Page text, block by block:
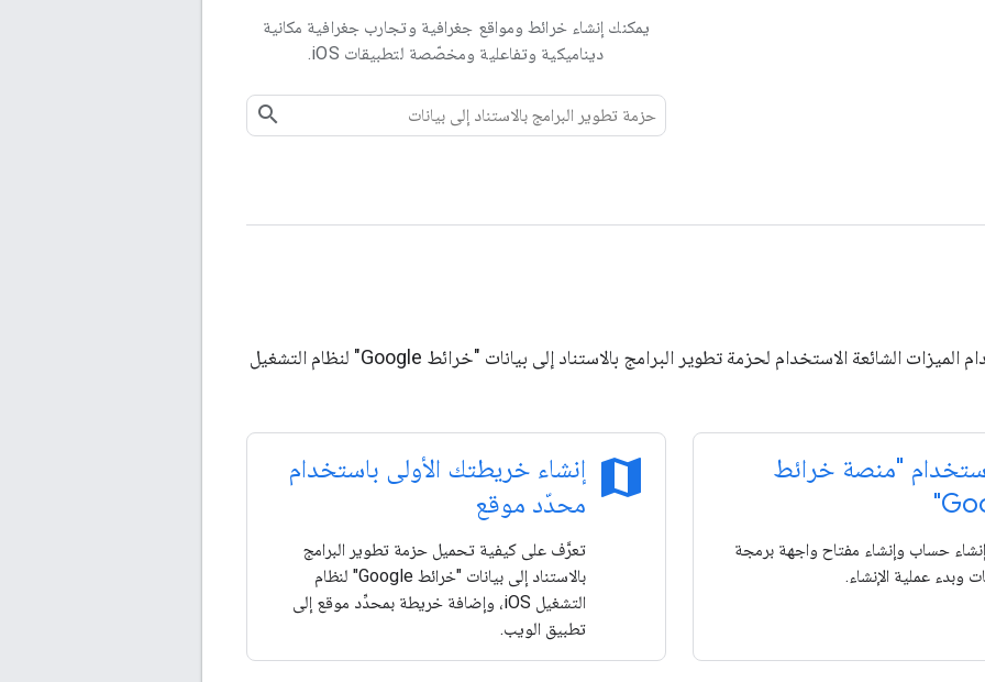
يمكنك إنشاء خرائط ومواقع جغرافية وتجارب جغرافية مكانية
ديناميكية وتفاعلية ومخصّصة لتطبيقات iOS.
ابدأ الإنشاء باستخدام الميزات الشائعة الاستخدام لحزمة تطوير البرامج بالاستناد إلى بيانات "خرائط Google" لنظام التشغيل
"منصة خرائط
حساب وإنشاء مفتاح واجهة برمجة
وبدء عملية الإنشاء.
map إنشاء خريطتك الأولى باستخدام
محدّد موقع
تعرَّف على كيفية تحميل حزمة تطوير البرامج
بالاستناد إلى بيانات "خرائط Google" لنظام
التشغيل iOS، وإضافة خريطة بمحدِّد موقع إلى
تطبيق الويب.